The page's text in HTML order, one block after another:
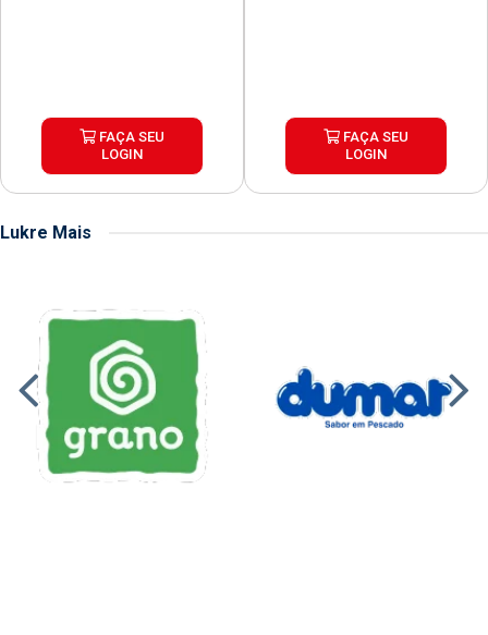
FAÇA SEU
LOGIN
FAÇA SEU
LOGIN
Lukre Mais